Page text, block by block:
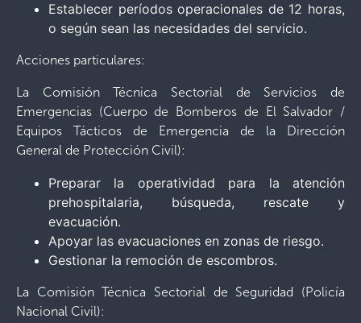
Establecer períodos operacionales de 12 horas,
o según sean las necesidades del servicio.
Acciones particulares:
La Comisión Técnica Sectorial de Servicios de
Emergencias (Cuerpo de Bomberos de El Salvador /
Equipos Tácticos de Emergencia de la Dirección
General de Protección Civil):
Preparar la operatividad para la atención
prehospitalaria, búsqueda, rescate y
evacuación.
Apoyar las evacuaciones en zonas de riesgo.
Gestionar la remoción de escombros.
La Comisión Técnica Sectorial de Seguridad (Policía
Nacional Civil):